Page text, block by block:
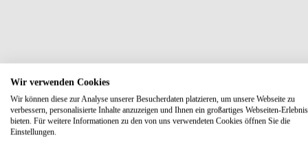
Wir verwenden Cookies
Wir können diese zur Analyse unserer Besucherdaten platzieren, um unsere Webseite zu
verbessern, personalisierte Inhalte anzuzeigen und Ihnen ein großartiges Webseiten-
bieten. Für weitere Informationen zu den von uns verwendeten Cookies öffnen Sie die
Einstellungen.